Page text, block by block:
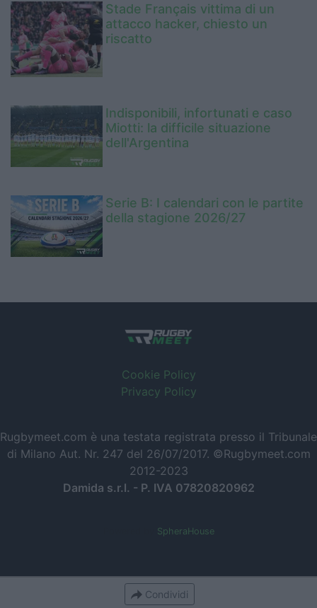
Stade Français vittima di un
attacco hacker, chiesto un
riscatto
Indisponibili, infortunati e caso
Miotti: la difficile situazione
dell'Argentina
Serie B: I calendari con le partite
della stagione 2026/27
Cookie Policy
Privacy Policy
Rugbymeet.com è una testata registrata presso il Tribunale
di Milano Aut. Nr. 247 del 26/07/2017. ©Rugbymeet.com
2012-2023
Damida s.r.l. - P. IVA 07820820962
SpheraHouse
Condividi